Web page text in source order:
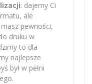
: dajemy Ci
ale
pewności,
druku w
to dla
najlepsze
był w pełni